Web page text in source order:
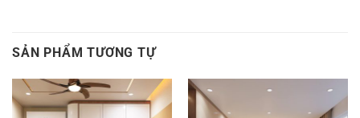
SẢN PHẨM TƯƠNG TỰ